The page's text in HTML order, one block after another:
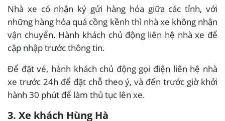
Nhà xe có nhận ký gửi hàng hóa giữa các tỉnh, với
những hàng hóa quá cồng kềnh thì nhà xe không nhận
vận chuyển. Hành khách chủ động liên hệ nhà xe để
cập nhập trước thông tin.
Để đặt vé, hành khách chủ động gọi điện liên hệ nhà
xe trước 24h để đặt chỗ theo ý, và đến trước giờ khởi
hành 30 phút để làm thủ tục lên xe.
3. Xe khách Hùng Hà